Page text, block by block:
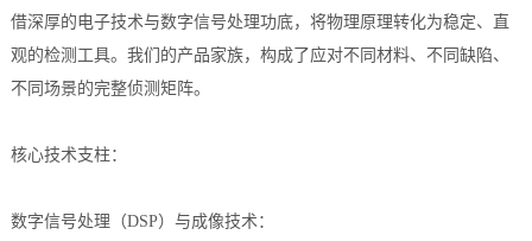
伴
中
心
术
文
服
务
持
联
斯
借深厚的电子技术与数字信号处理功底，将物理原理转化为稳定、直
观的检测工具。我们的产品家族，构成了应对不同材料、不同缺陷、
不同场景的完整侦测矩阵。
核心技术支柱：
数字信号处理（DSP）与成像技术：